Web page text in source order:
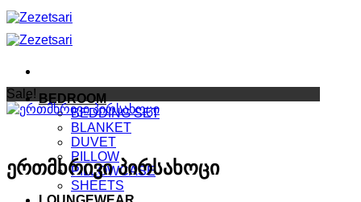
Skip
to
content
BEDROOM
BEDDING SET
BLANKET
DUVET
PILLOW
PILLOWCASE
SHEETS
Sale!
ერთმხრივი პირსახოცი